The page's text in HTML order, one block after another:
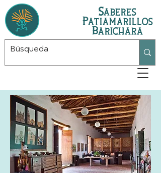
Saberes
Patiamarillos
Barichara